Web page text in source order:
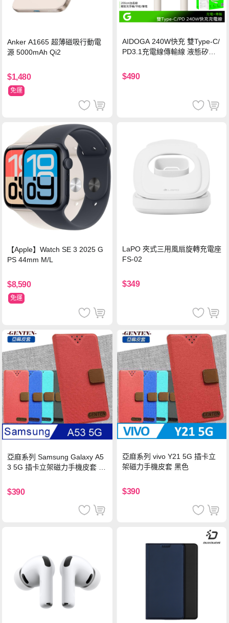
Anker A1665 超薄磁吸行動電
源 5000mAh Qi2
$1,480
免運
AIDOGA 240W快充 雙Type-C/
PD3.1充電線傳輸線 液態矽膠
機/平板/筆電
$490
【Apple】Watch SE 3 2025 G
PS 44mm M/L
$8,590
免運
LaPO 夾式三用風扇旋轉充電座
FS-02
$349
亞麻系列 Samsung Galaxy A5
3 5G 插卡立架磁力手機皮套 藍
$390
亞麻系列 vivo Y21 5G 插卡立
架磁力手機皮套 黑色
$390